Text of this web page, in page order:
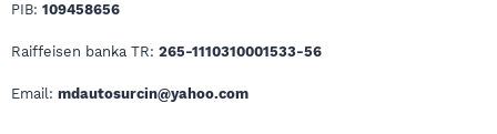
PIB: 109458656
Raiffeisen banka TR: 265-1110310001533-56
Email: mdautosurcin@yahoo.com